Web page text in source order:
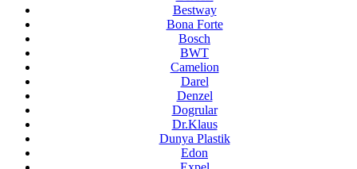
Bestway
Bona Forte
Bosch
BWT
Camelion
Darel
Denzel
Dogrular
Dr.Klaus
Dunya Plastik
Edon